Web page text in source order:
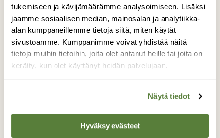
tukemiseen ja kävijämäärämme analysoimiseen. Lisäksi
jaamme sosiaalisen median, mainosalan ja analytiikka-
alan kumppaneillemme tietoja siitä, miten käytät
sivustoamme. Kumppanimme voivat yhdistää näitä
tietoja muihin tietoihin, joita olet antanut heille tai joita on
kerätty, kun olet käyttänyt heidän palvelujaan.
Näytä tiedot
Hyväksy evästeet
Kevätillan maisemaa
Huhtikuinen Saimaanäkymä.
TAKAISIN LISTAAN